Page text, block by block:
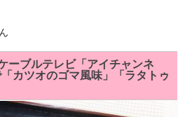
ーブルテレビ「アイチャンネ
カツオのゴマ風味」「ラタトゥ